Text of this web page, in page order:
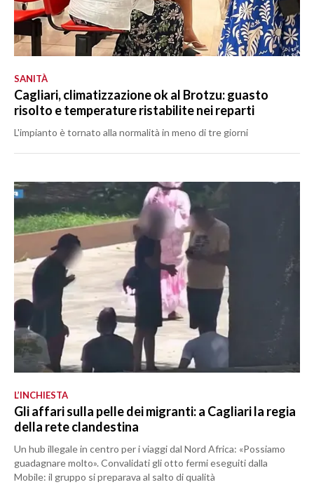
SANITÀ
Cagliari, climatizzazione ok al Brotzu: guasto
risolto e temperature ristabilite nei reparti
L'impianto è tornato alla normalità in meno di tre giorni
L’INCHIESTA
Gli affari sulla pelle dei migranti: a Cagliari la regia
della rete clandestina
Un hub illegale in centro per i viaggi dal Nord Africa: «Possiamo
guadagnare molto». Convalidati gli otto fermi eseguiti dalla
Mobile: il gruppo si preparava al salto di qualità